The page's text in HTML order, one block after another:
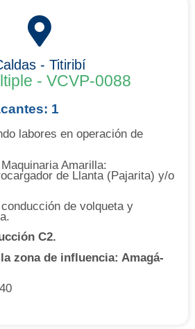
- Titiribí
- VCVP-0088
1
labores en operación de
Amarilla:
de Llanta (Pajarita) y/o
de volqueta y
C2.
zona de influencia: Amagá-